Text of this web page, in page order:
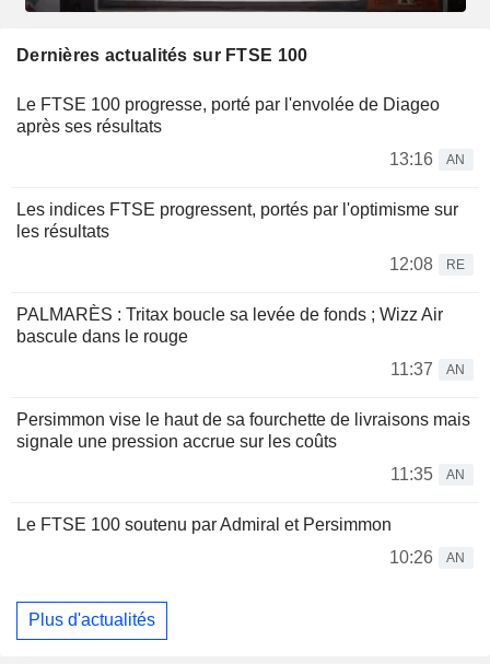
Dernières actualités sur FTSE 100
Le FTSE 100 progresse, porté par l'envolée de Diageo
après ses résultats
13:16
AN
Les indices FTSE progressent, portés par l'optimisme sur
les résultats
12:08
RE
PALMARÈS : Tritax boucle sa levée de fonds ; Wizz Air
bascule dans le rouge
11:37
AN
Persimmon vise le haut de sa fourchette de livraisons mais
signale une pression accrue sur les coûts
11:35
AN
Le FTSE 100 soutenu par Admiral et Persimmon
10:26
AN
Plus d'actualités